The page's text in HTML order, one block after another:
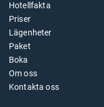
Hotellfakta
Priser
Lägenheter
Paket
Boka
Om oss
Kontakta oss